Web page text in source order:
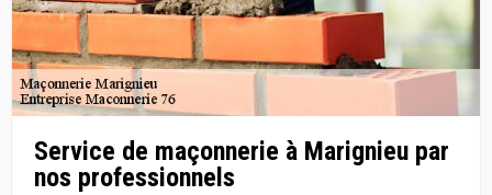
Service de maçonnerie à Marignieu par
nos professionnels